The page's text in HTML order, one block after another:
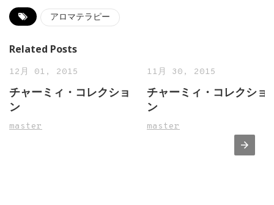
アロマテラピー
Related Posts
12月 01, 2015
チャーミィ・コレクショ
ン
master
11月 30, 2015
チャーミィ・コレクショ
ン
master